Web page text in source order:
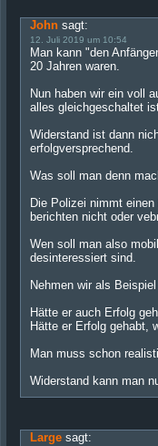
John sagt:
12. Juli 2019 um 10:54
Man kann "den
20 Jahren waren.
Nun haben wir ein voll
alles gleichgeschaltet
Widerstand ist dann
erfolgversprechend.
Was soll man denn
Die Polizei nimmt
berichten nicht oder
Wen soll man also
desinteressiert sind.
Nehmen wir als
Hätte er auch Erfolg
Hätte er Erfolg gehabt,
Man muss schon
Widerstand kann man
Large sagt: